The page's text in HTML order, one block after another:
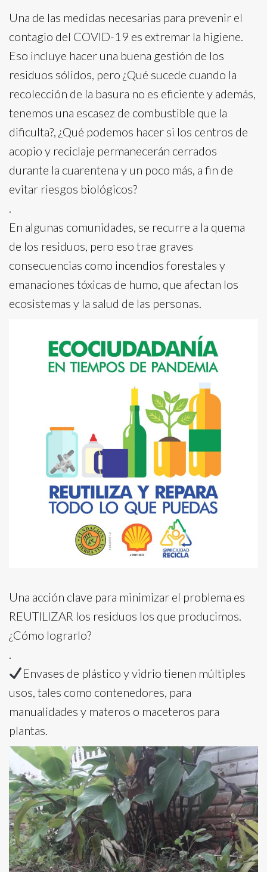
Una de las medidas necesarias para prevenir el
contagio del COVID-19 es extremar la higiene.
Eso incluye hacer una buena gestión de los
residuos sólidos, pero ¿Qué sucede cuando la
recolección de la basura no es eficiente y además,
tenemos una escasez de combustible que la
dificulta?, ¿Qué podemos hacer si los centros de
acopio y reciclaje permanecerán cerrados
durante la cuarentena y un poco más, a fin de
evitar riesgos biológicos?
.
En algunas comunidades, se recurre a la quema
de los residuos, pero eso trae graves
consecuencias como incendios forestales y
emanaciones tóxicas de humo, que afectan los
ecosistemas y la salud de las personas.
Una acción clave para minimizar el problema es
REUTILIZAR los residuos los que producimos.
¿Cómo lograrlo?
.
Envases de plástico y vidrio tienen múltiples
usos, tales como contenedores, para
manualidades y materos o maceteros para
plantas.